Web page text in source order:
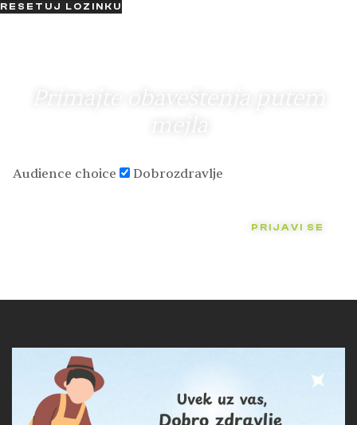
RESETUJ LOZINKU
Audience choice Dobrozdravlje
PRIJAVI SE